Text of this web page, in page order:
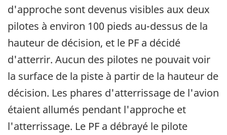
d'approche sont devenus visibles aux deux
pilotes à environ 100 pieds au-dessus de la
hauteur de décision, et le PF a décidé
d'atterrir. Aucun des pilotes ne pouvait voir
la surface de la piste à partir de la hauteur de
décision. Les phares d'atterrissage de l'avion
étaient allumés pendant l'approche et
l'atterrissage. Le PF a débrayé le pilote